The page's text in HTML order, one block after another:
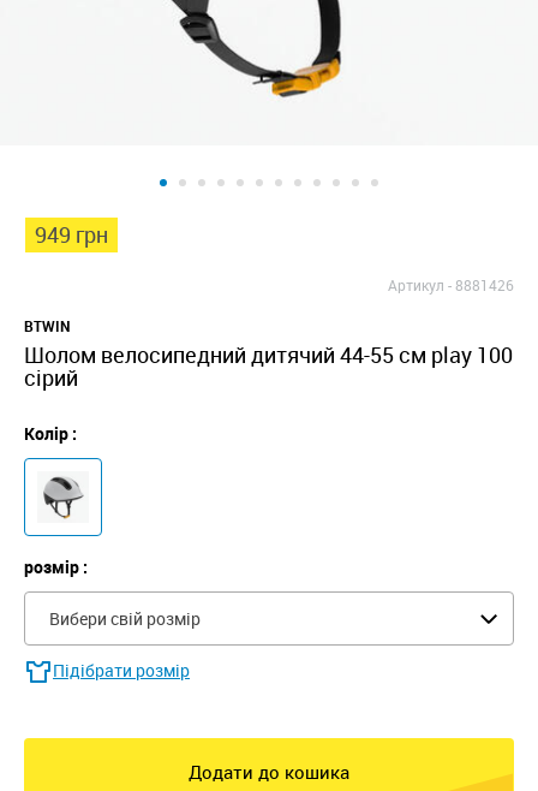
949 грн
Артикул -8881426
BTWIN
Шолом велосипедний дитячий 44-55 см play 100
сірий
Колір :
розмір :
Вибери свій розмір
Підібрати розмір
Додати до кошика